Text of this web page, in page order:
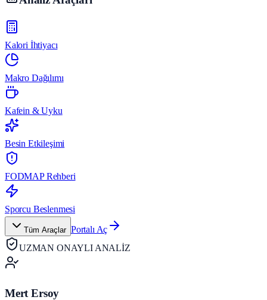
Kalori İhtiyacı
Makro Dağılımı
Kafein & Uyku
Besin Etkileşimi
FODMAP Rehberi
Sporcu Beslenmesi
Tüm Araçlar Portalı Aç
UZMAN ONAYLI ANALİZ
Mert Ersoy